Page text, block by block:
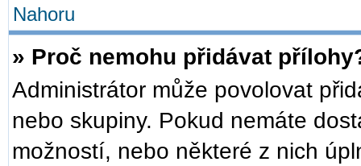
Nahoru
» Proč nemohu přidávat
Administrátor může povolovat
nebo skupiny. Pokud nemáte
možností, nebo některé z nich